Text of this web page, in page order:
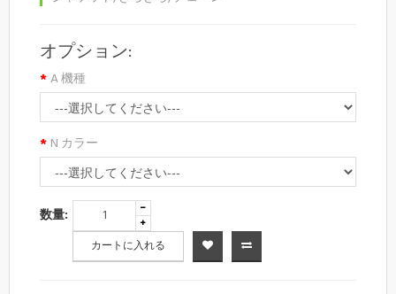
オプション:
A 機種
N カラー
数量:
カートに入れる